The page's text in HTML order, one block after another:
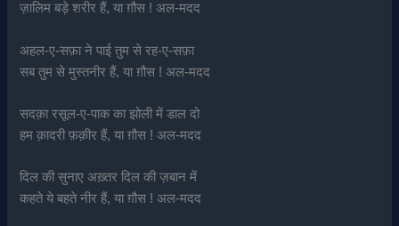
ज़ालिम बड़े शरीर हैं, या ग़ौस ! अल-मदद
अहल-ए-सफ़ा ने पाई तुम से रह-ए-सफ़ा
सब तुम से मुस्तनीर हैं, या ग़ौस ! अल-मदद
सदक़ा रसूल-ए-पाक का झोली में डाल दो
हम क़ादरी फ़क़ीर हैं, या ग़ौस ! अल-मदद
दिल की सुनाए अख़्तर दिल की ज़बान में
कहते ये बहते नीर हैं, या ग़ौस ! अल-मदद